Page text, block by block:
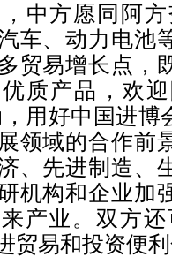
中方愿同阿
车、动力电池
贸易增长点，
质产品，欢
，用好中国进
领域的合作前
、先进制造、
机构和企业加
产业。双方
贸易和投资便